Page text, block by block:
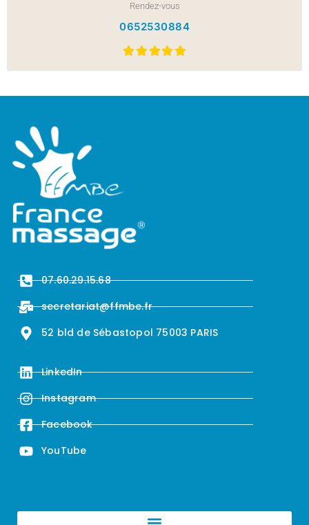
Rendez-vous
0652530884
07.60.29.15.68
secretariat@ffmbe.fr
52 bld de Sébastopol 75003 PARIS
LinkedIn
Instagram
Facebook
YouTube